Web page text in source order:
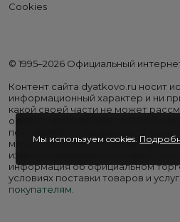
Cookies
© 1995–2026 Официальный
Контент сайта dyatkovo.ru носит
информационный характер и ни
какой своей части не может
оферта. Внешний вид,
поставляемой продукции, а также
могут отличаться от
изделия варьируются в
информация об официальном
условиях поставки товаров и
покупателям.
Мы используем cookies.